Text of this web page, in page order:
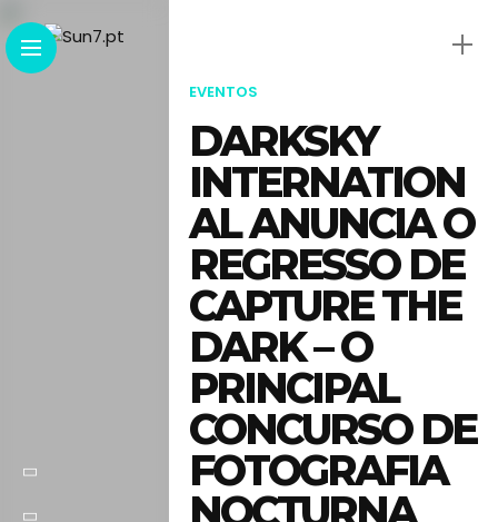
EVENTOS
DARKSKY
INTERNATION
AL ANUNCIA O
REGRESSO DE
CAPTURE THE
DARK – O
PRINCIPAL
CONCURSO DE
FOTOGRAFIA
NOCTURNA